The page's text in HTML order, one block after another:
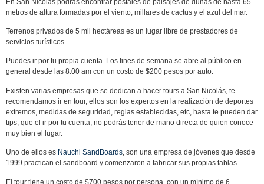
metros de altura formadas por el viento, millares de cactus y el azul del mar.
Terrenos privados de 5 mil hectáreas es un lugar libre de prestadores de
servicios turísticos.
Puedes ir por tu propia cuenta. Los fines de semana se abre al público en
general desde las 8:00 am con un costo de $200 pesos por auto.
Existen varias empresas que se dedican a hacer tours a San Nicolás, te
recomendamos ir en tour, ellos son los expertos en la realización de deportes
extremos, medidas de seguridad, reglas establecidas, etc, hasta te pueden dar
tips, que el ir por tu cuenta, no podrás tener de mano directa de quien conoce
muy bien el lugar.
Uno de ellos es Nauchi SandBoards, son una empresa de jóvenes que desde
1999 practican el sandboard y comenzaron a fabricar sus propias tablas.
El tour tiene un costo de $700 pesos por persona, con un mínimo de 6